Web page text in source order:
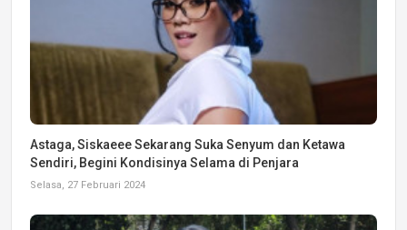
Astaga, Siskaeee Sekarang Suka Senyum dan Ketawa
Sendiri, Begini Kondisinya Selama di Penjara
Selasa, 27 Februari 2024